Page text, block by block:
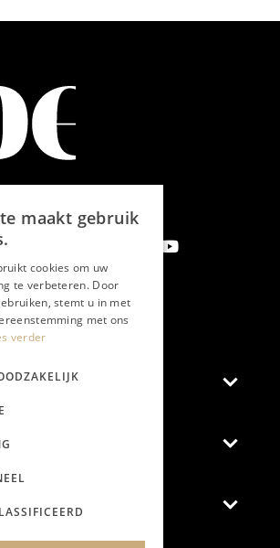
maakt gebruik
cookies om uw
te verbeteren. Door
stemt u in met
met ons
verder